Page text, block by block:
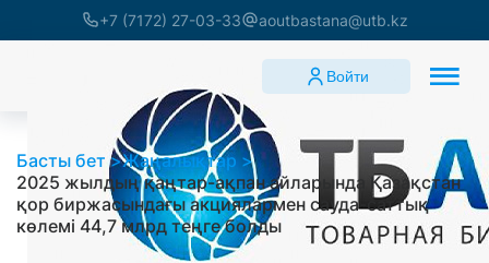
+7 (7172) 27-03-33 aoutbastana@utb.kz
Войти
Басты бет
Жаңалықтар
2025 жылдың қаңтар-ақпан айларында Қазақстан
қор биржасындағы акциялармен сауда-саттық
көлемі 44,7 млрд теңге болды